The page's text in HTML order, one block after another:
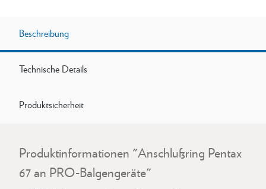
Beschreibung
Technische Details
Produktsicherheit
Produktinformationen "Anschlußring Pentax
67 an PRO-Balgengeräte"